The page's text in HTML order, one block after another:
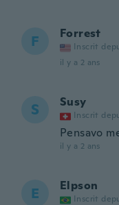
F Forrest
Inscrit
il y a 2 ans
S Susy
Inscrit
Pensavo
il y a 2 ans
E Elpson
Inscrit